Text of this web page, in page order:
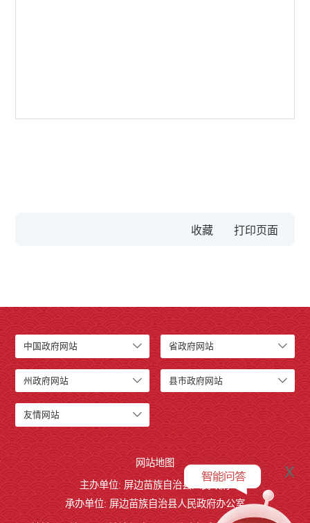
收藏
中国政府网站 省政府网站
州政府网站 县市政府网站
友情网站
网站地图
主办单位: 屏边苗族自治县人民政府
承办单位: 屏边苗族自治县人民政府办公室
x